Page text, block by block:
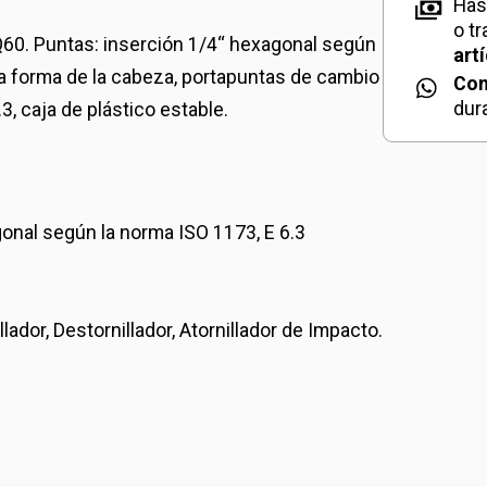
Puntas: inserción 1/4“ hexagonal según
forma de la cabeza, portapuntas de cambio
caja de plástico estable.
según la norma ISO 1173, E 6.3
Destornillador, Atornillador de Impacto.
o